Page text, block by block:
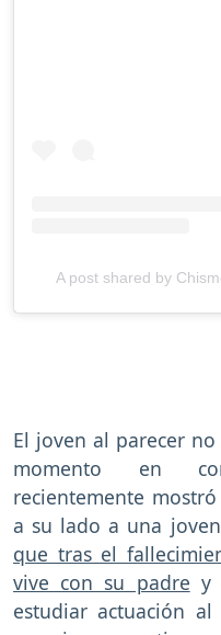
A post shared by
El joven al parecer
momento en
recientemente
a su lado a una
que tras el
vive con su padre y
estudiar actuación